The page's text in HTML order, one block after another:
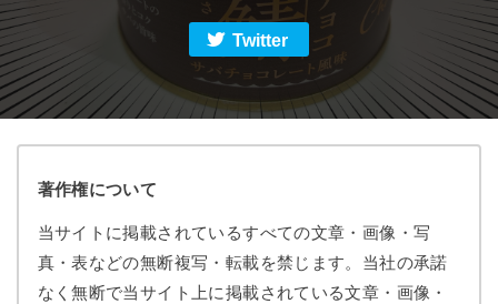
Twitter
著作権について
当サイトに掲載されているすべての文章・画像・写
真・表などの無断複写・転載を禁じます。当社の承諾
なく無断で当サイト上に掲載されている文章・画像・